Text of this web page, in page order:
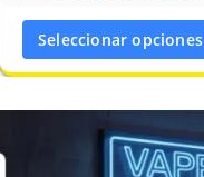
Seleccionar opciones